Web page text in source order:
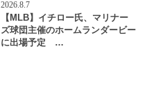
2026.8.7
【MLB】イチロー氏、マリナー
ズ球団主催のホームランダービー
に出場予定 …